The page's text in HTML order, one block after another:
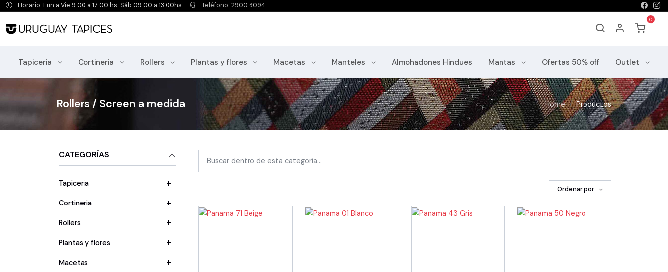
Horario: Lun a Vie 9:00 a 17:00 hs. Sáb 09:00 a 13:00hs Teléfono: 2900 6094
Tapiceria Cortineria Rollers Plantas y flores Macetas Manteles Almohadones Hindues Mantas Ofertas 50% off Outlet
Rollers / Screen a medida Home Productos
CATEGORÍAS
Tapiceria
Cortineria
Rollers
Plantas y flores
Macetas
Ordenar por